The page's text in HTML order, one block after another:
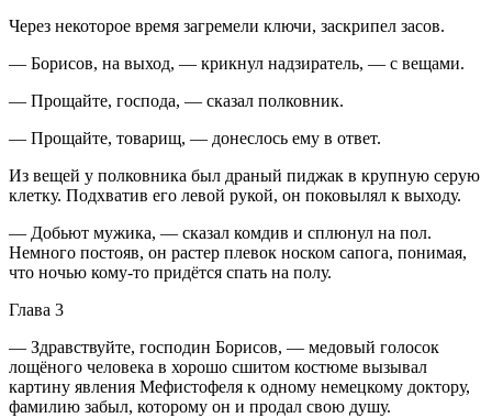
Через некоторое время загремели ключи, заскрипел засов.
— Борисов, на выход, — крикнул надзиратель, — с вещами.
— Прощайте, господа, — сказал полковник.
— Прощайте, товарищ, — донеслось ему в ответ.
Из вещей у полковника был драный пиджак в крупную серую
клетку. Подхватив его левой рукой, он поковылял к выходу.
— Добьют мужика, — сказал комдив и сплюнул на пол.
Немного постояв, он растер плевок носком сапога, понимая,
что ночью кому-то придётся спать на полу.
Глава 3
— Здравствуйте, господин Борисов, — медовый голосок
лощёного человека в хорошо сшитом костюме вызывал
картину явления Мефистофеля к одному немецкому доктору,
фамилию забыл, которому он и продал свою душу.